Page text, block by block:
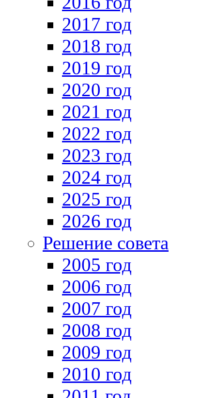
2017 год
2018 год
2019 год
2020 год
2021 год
2022 год
2023 год
2024 год
2025 год
2026 год
Решение совета
2005 год
2006 год
2007 год
2008 год
2009 год
2010 год